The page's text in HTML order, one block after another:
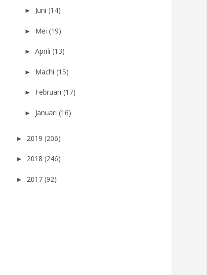
► Juni (14)
► Mei (19)
► Aprili (13)
► Machi (15)
► Februari (17)
► Januari (16)
► 2019 (206)
► 2018 (246)
► 2017 (92)